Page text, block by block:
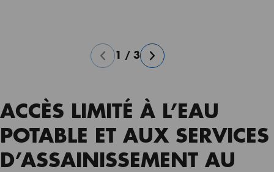
1 / 3
ACCÈS LIMITÉ À L’EAU
POTABLE ET AUX SERVICES
D’ASSAINISSEMENT AU